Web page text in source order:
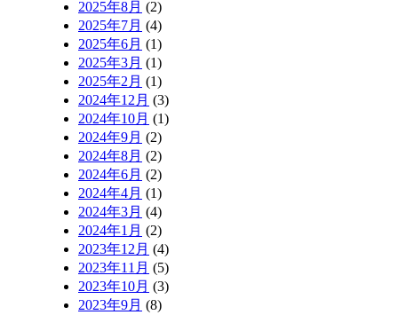
2025年8月 (2)
2025年7月 (4)
2025年6月 (1)
2025年3月 (1)
2025年2月 (1)
2024年12月 (3)
2024年10月 (1)
2024年9月 (2)
2024年8月 (2)
2024年6月 (2)
2024年4月 (1)
2024年3月 (4)
2024年1月 (2)
2023年12月 (4)
2023年11月 (5)
2023年10月 (3)
2023年9月 (8)